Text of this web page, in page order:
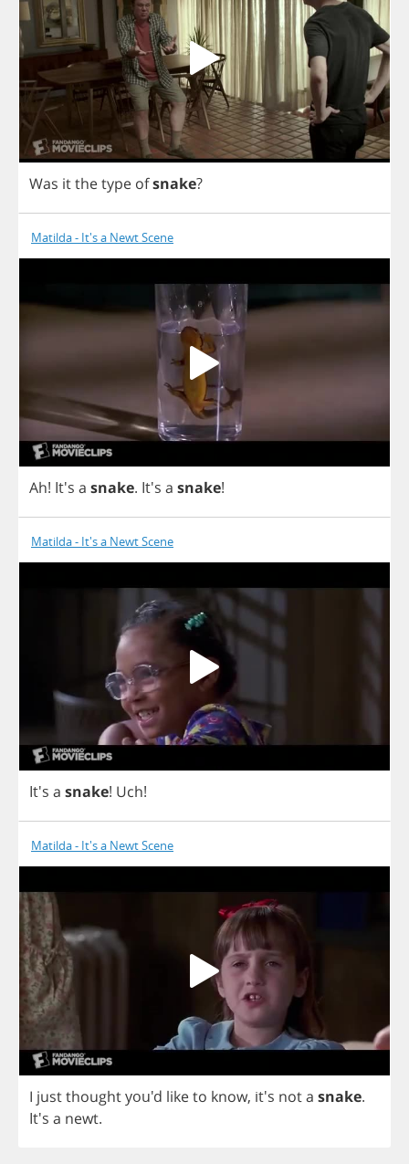
Was itthetype ofsnake?
Matilda - It's a Newt Scene
Ah! It's a snake. It's a snake!
Matilda - It's a Newt Scene
It's a snake! Uch!
Matilda - It's a Newt Scene
I justthoughtyou'd liketo know, it's nota snake.
It's a newt.